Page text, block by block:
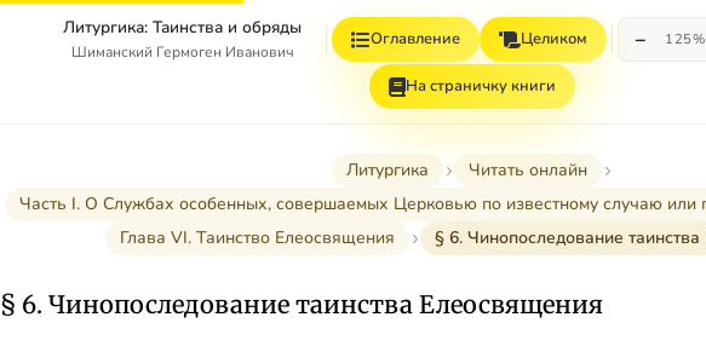
Литургика: Таинства и обряды
Шиманский Гермоген Иванович
Оглавление Целиком − 125%
На страничку книги
Литургика
Читать онлайн
Часть I. О Службах особенных, совершаемых Церковью по известному случаю или
Глава VI. Таинство Елеосвящения
§ 6. Чинопоследование
§ 6. Чинопоследование таинства Елеосвящения